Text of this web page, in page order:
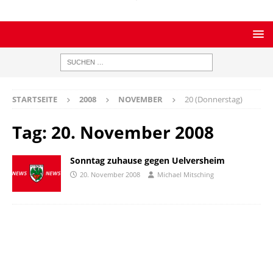
STARTSEITE 2008 NOVEMBER 20 (Donnerstag)
Tag: 20. November 2008
Sonntag zuhause gegen Uelversheim
20. November 2008 Michael Mitsching